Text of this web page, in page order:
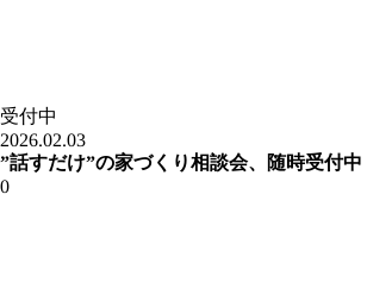
受付中
2026.02.03
”話すだけ”の家づくり相談会、随時受付中
0